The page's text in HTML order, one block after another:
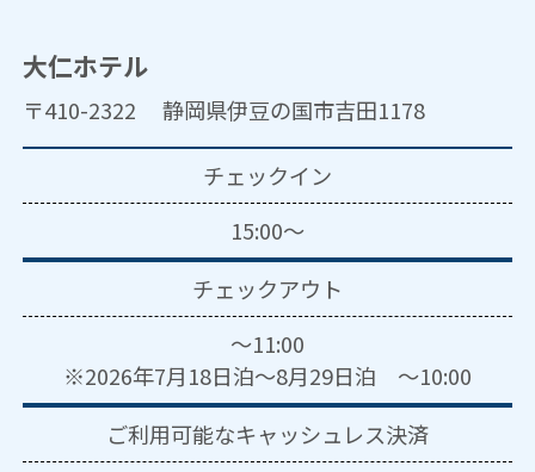
大仁ホテル
〒410-2322 静岡県伊豆の国市吉田1178
チェックイン
15:00～
チェックアウト
～11:00
※2026年7月18日泊～8月29日泊 ～10:00
ご利用可能なキャッシュレス決済